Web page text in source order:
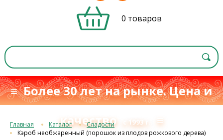
0 товаров
≡ Более 30 лет на рынке. Цена и
качество
с 1993 г. ≡
Главная Каталог
Сладости
Кэроб необжаренный (порошок из плодов рожкового дерева)